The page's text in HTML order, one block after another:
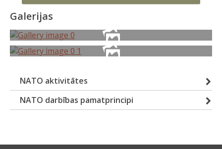
Galerijas
NATO aktivitātes
NATO darbības pamatprincipi